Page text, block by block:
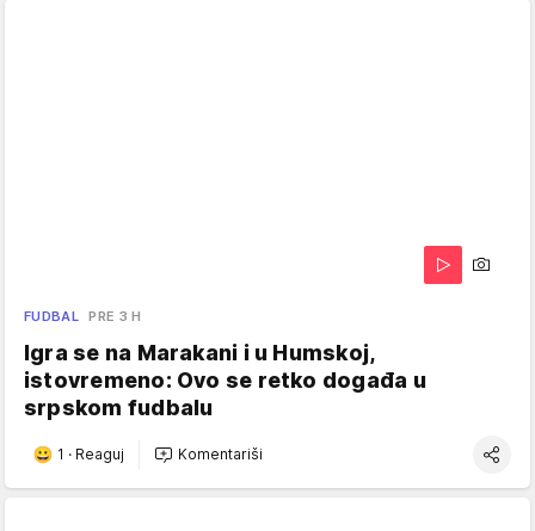
FUDBAL PRE 3 H
Igra se na Marakani i u Humskoj,
istovremeno: Ovo se retko događa u
srpskom fudbalu
1 · Reaguj Komentariši